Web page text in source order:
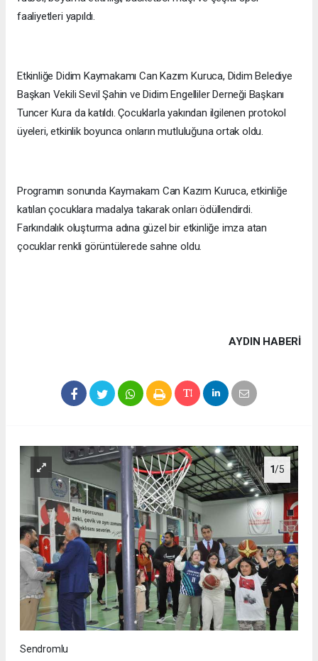
faaliyetleri yapıldı.
Etkinliğe Didim Kaymakamı Can Kazım Kuruca, Didim Belediye
Başkan Vekili Sevil Şahin ve Didim Engelliler Derneği Başkanı
Tuncer Kura da katıldı. Çocuklarla yakından ilgilenen protokol
üyeleri, etkinlik boyunca onların mutluluğuna ortak oldu.
Programın sonunda Kaymakam Can Kazım Kuruca, etkinliğe
katılan çocuklara madalya takarak onları ödüllendirdi.
Farkındalık oluşturma adına güzel bir etkinliğe imza atan
çocuklar renkli görüntülerede sahne oldu.
AYDIN HABERİ
1/5
Sendromlu